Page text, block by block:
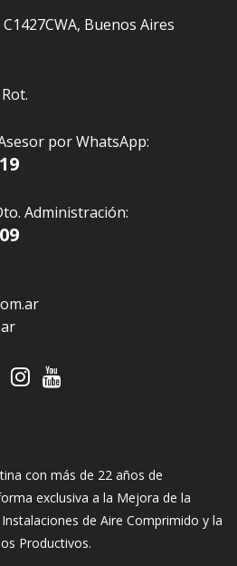
Buenos Aires
por WhatsApp:
Administración:
con más de 22 años de
exclusiva a la Mejora de la
de Aire Comprimido y la
Productivos.